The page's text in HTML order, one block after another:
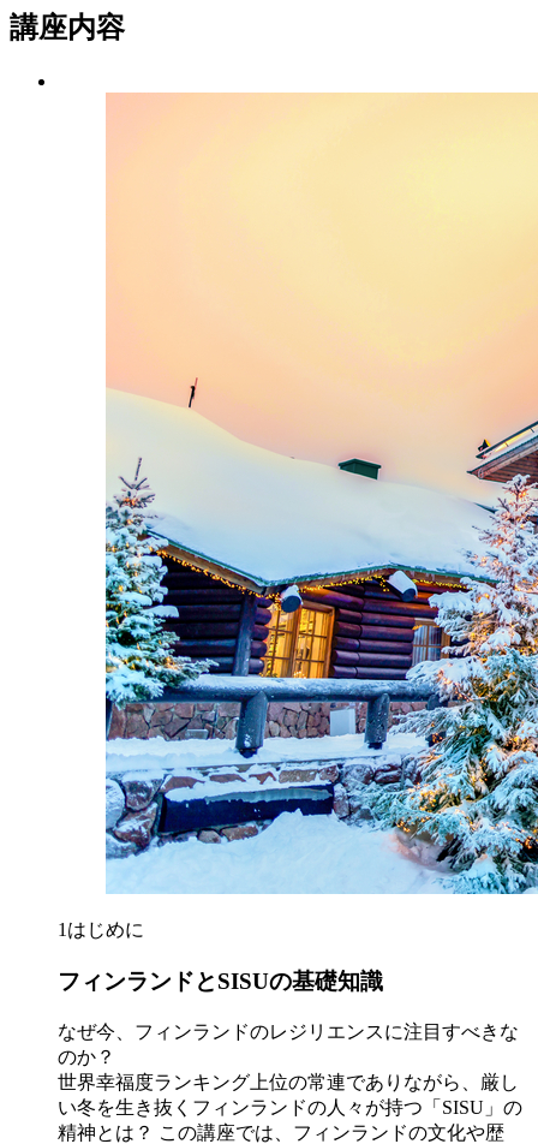
講座内容
1 はじめに
フィンランドとSISUの基礎知識
なぜ今、フィンランドのレジリエンスに注目すべきな
のか？
世界幸福度ランキング上位の常連でありながら、厳し
い冬を生き抜くフィンランドの人々が持つ「SISU」の
精神とは？ この講座では、フィンランドの文化や歴